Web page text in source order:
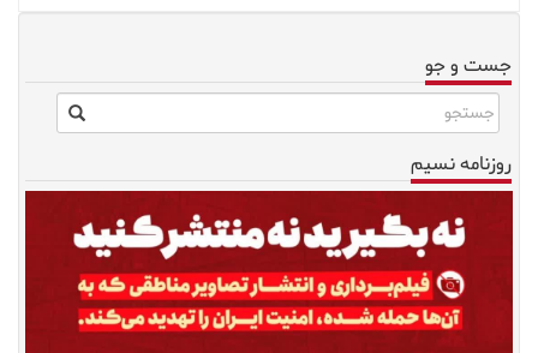
جست و جو
روزنامه نسیم